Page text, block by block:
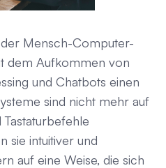
Mensch-Computer-
dem Aufkommen von
und Chatbots einen
sind nicht mehr auf
sie intuitiver und
auf eine Weise, die sich